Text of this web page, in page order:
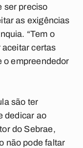
ser preciso
as exigências
“Tem o
aceitar certas
o empreendedor
são ter
dedicar ao
do Sebrae,
não pode faltar